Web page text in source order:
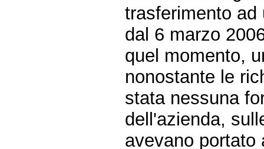
trasferimento
dal 6 marzo
quel momento,
nonostante le
stata nessuna
dell'azienda,
avevano portato